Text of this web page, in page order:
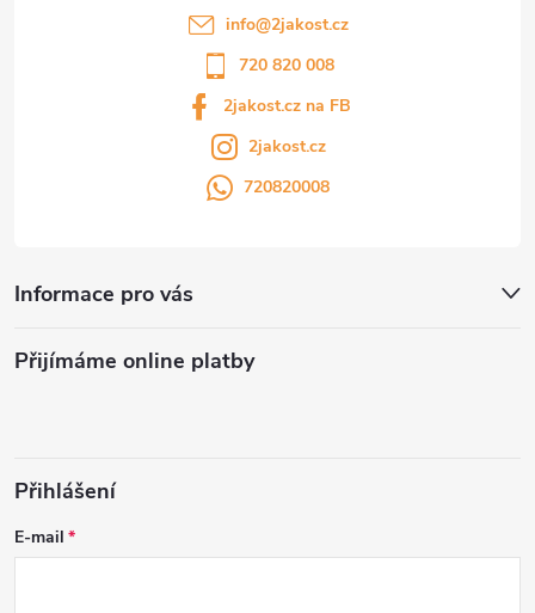
info@2jakost.cz
720 820 008
2jakost.cz na FB
2jakost.cz
720820008
Informace pro vás
Přijímáme online platby
Přihlášení
E-mail